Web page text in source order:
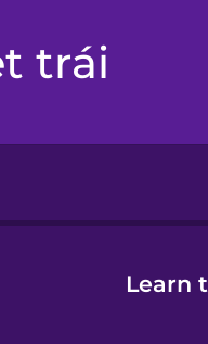
trái
Learn